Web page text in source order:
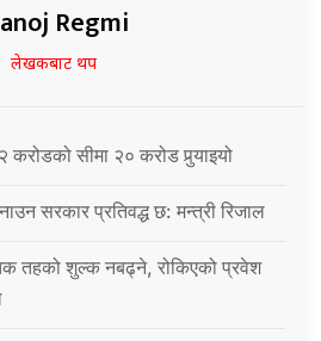
Regmi
लेखकबाट थप
करोडको सीमा २० करोड पुर्‍याइयो
सरकार प्रतिवद्ध छ: मन्त्री रिजाल
तहको शुल्क नबढ्ने, रोकिएको प्रवेश